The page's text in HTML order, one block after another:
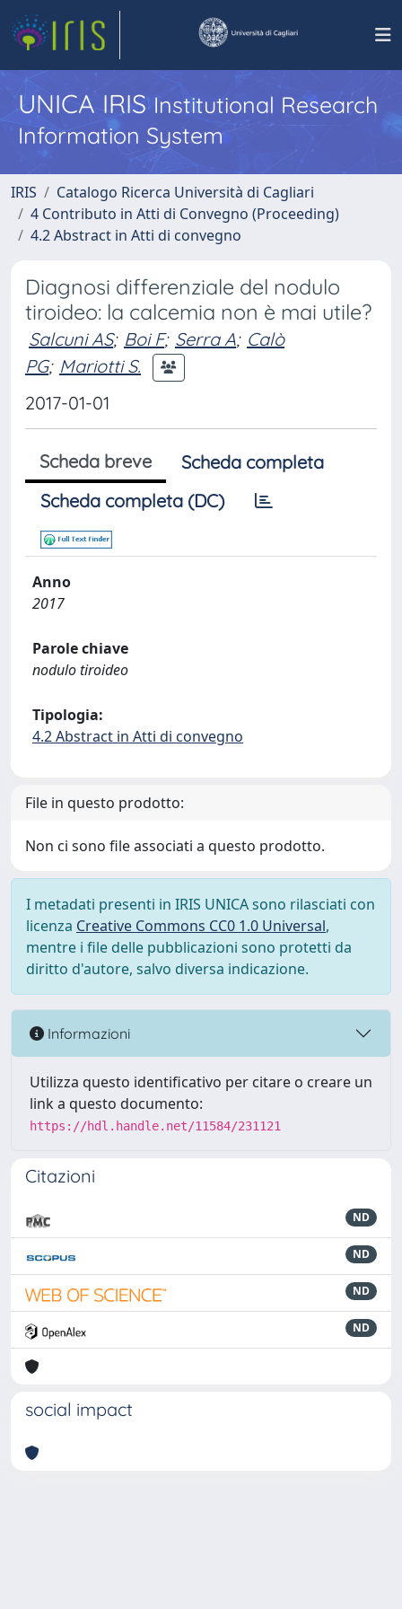
UNICA IRISInstitutional Research
Information System
IRIS
Catalogo Ricerca Università di Cagliari
4 Contributo in Atti di Convegno (Proceeding)
4.2 Abstract in Atti di convegno
Diagnosi differenziale del nodulo
tiroideo: la calcemia non è mai utile?
Salcuni AS; Boi F; Serra A; Calò
PG; Mariotti S.
2017-01-01
Scheda breve
Scheda completa
Scheda completa (DC)
Anno
2017
Parole chiave
nodulo tiroideo
Tipologia:
4.2 Abstract in Atti di convegno
File in questo prodotto:
Non ci sono file associati a questo prodotto.
I metadati presenti in IRIS UNICA sono rilasciati con
licenza Creative Commons CC0 1.0 Universal,
mentre i file delle pubblicazioni sono protetti da
diritto d'autore, salvo diversa indicazione.
Informazioni
Utilizza questo identificativo per citare o creare un
link a questo documento:
https://hdl.handle.net/11584/231121
Citazioni
ND
ND
ND
ND
social impact